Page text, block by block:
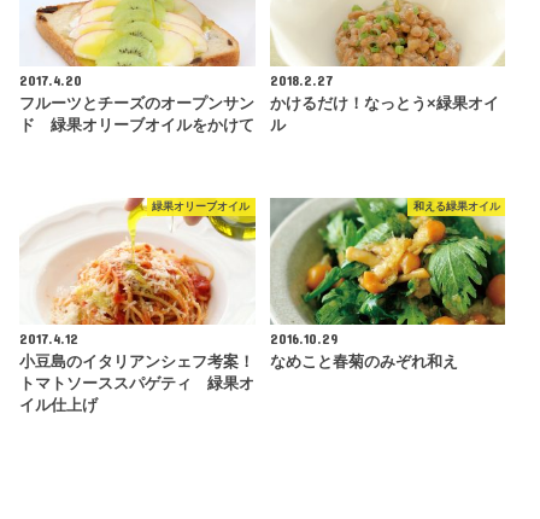
2017.4.20
フルーツとチーズのオープンサン
ド 緑果オリーブオイルをかけて
2018.2.27
かけるだけ！なっとう×緑果オイ
ル
緑果オリーブオイル
2017.4.12
小豆島のイタリアンシェフ考案！
トマトソーススパゲティ 緑果オ
イル仕上げ
和える緑果オイル
2016.10.29
なめこと春菊のみぞれ和え